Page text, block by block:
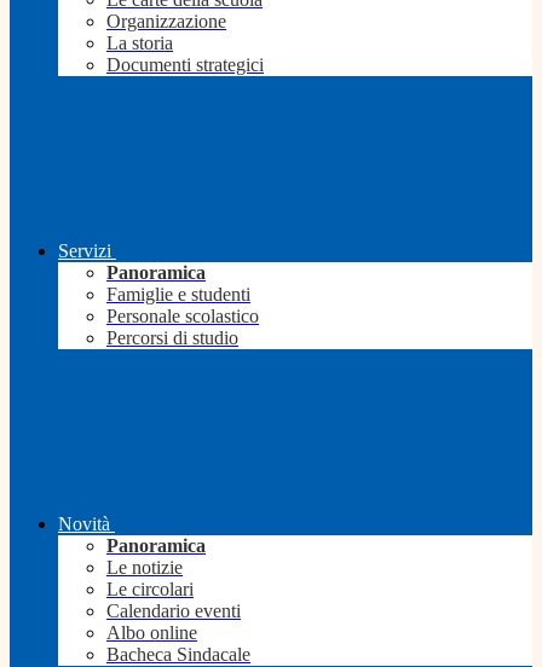
Organizzazione
La storia
Documenti strategici
Servizi
Panoramica
Famiglie e studenti
Personale scolastico
Percorsi di studio
Novità
Panoramica
Le notizie
Le circolari
Calendario eventi
Albo online
Bacheca Sindacale